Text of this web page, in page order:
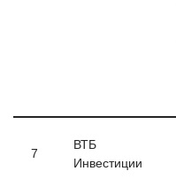
7
ВТБ
Инвестиции